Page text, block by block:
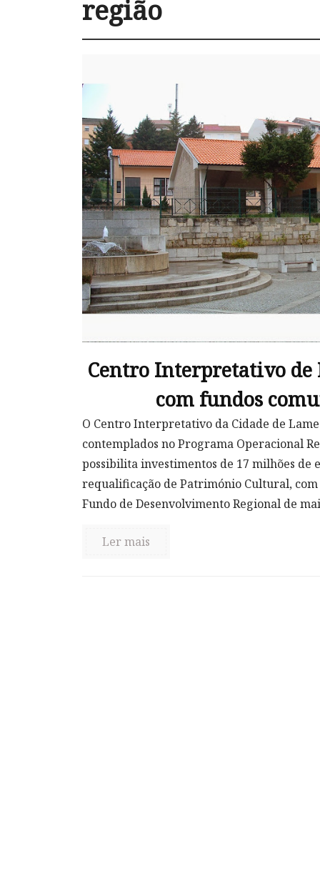
região
Centro Interpretativo de
com fundos
O Centro Interpretativo da Cidade de
contemplados no Programa Operacional
possibilita investimentos de 17 milhões de
requalificação de Património Cultural,
Fundo de Desenvolvimento Regional de
Ler mais